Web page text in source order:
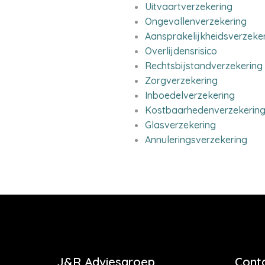
Uitvaartverzekering
Ongevallenverzekering
Overlijdensrisico
Rechtsbijstandverzekering
Zorgverzekering
Inboedelverzekering
Kostbaarhedenverzekering
Glasverzekering
Annuleringsverzekering
J&R Adviesgroep